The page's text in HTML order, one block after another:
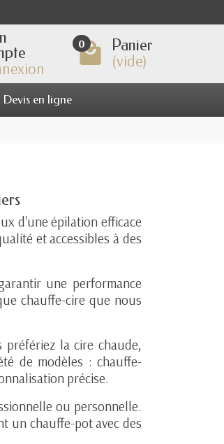
0 Panier
(vide)
Devis en ligne
d'une épilation efficace
et accessibles à des
une performance
chauffe-cire que nous
la cire chaude,
de modèles : chauffe-
précise.
ou personnelle.
un chauffe-pot avec des